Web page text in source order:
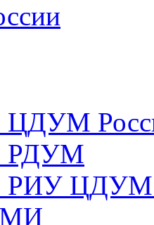
ЦДУМ
РДУМ
РИУ ЦДУМ